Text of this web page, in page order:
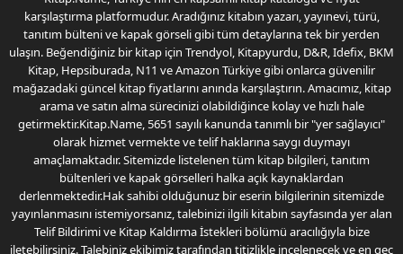
karşılaştırma platformudur. Aradığınız kitabın yazarı, yayınevi, türü,
tanıtım bülteni ve kapak görseli gibi tüm detaylarına tek bir yerden
ulaşın. Beğendiğiniz bir kitap için Trendyol, Kitapyurdu, D&R, Idefix, BKM
Kitap, Hepsiburada, N11 ve Amazon Türkiye gibi onlarca güvenilir
mağazadaki güncel kitap fiyatlarını anında karşılaştırın. Amacımız, kitap
arama ve satın alma sürecinizi olabildiğince kolay ve hızlı hale
getirmektir.Kitap.Name, 5651 sayılı kanunda tanımlı bir "yer sağlayıcı"
olarak hizmet vermekte ve telif haklarına saygı duymayı
amaçlamaktadır. Sitemizde listelenen tüm kitap bilgileri, tanıtım
bültenleri ve kapak görselleri halka açık kaynaklardan
derlenmektedir.Hak sahibi olduğunuz bir eserin bilgilerinin sitemizde
yayınlanmasını istemiyorsanız, talebinizi ilgili kitabın sayfasında yer alan
Telif Bildirimi ve Kitap Kaldırma İstekleri bölümü aracılığıyla bize
iletebilirsiniz. Talebiniz ekibimiz tarafından titizlikle incelenecek ve en geç